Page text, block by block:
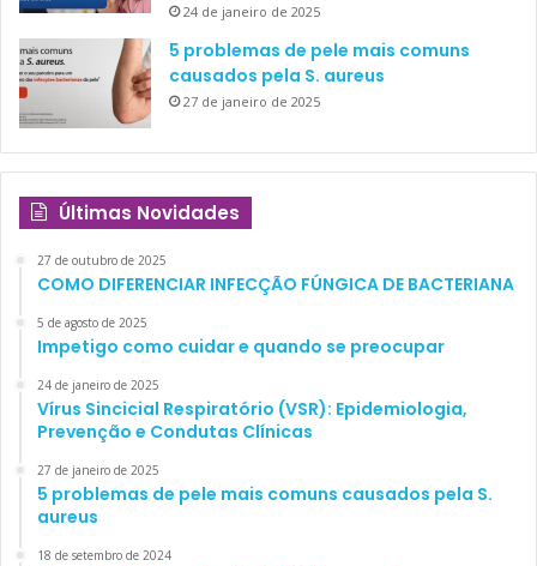
24 de janeiro de 2025
5 problemas de pele mais comuns
causados pela S. aureus
27 de janeiro de 2025
Últimas Novidades
27 de outubro de 2025
COMO DIFERENCIAR INFECÇÃO FÚNGICA DE BACTERIANA
5 de agosto de 2025
Impetigo como cuidar e quando se preocupar
24 de janeiro de 2025
Vírus Sincicial Respiratório (VSR): Epidemiologia,
Prevenção e Condutas Clínicas
27 de janeiro de 2025
5 problemas de pele mais comuns causados pela S.
aureus
18 de setembro de 2024